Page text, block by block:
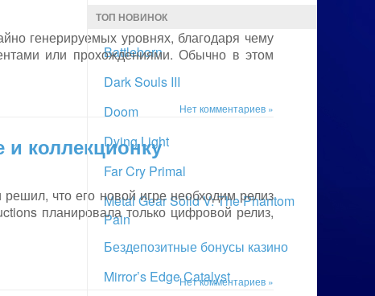
генерируемых уровнях, благодаря чему
или прохождениями. Обычно в этом
Нет комментариев »
и коллекционку
что его новой игре необходим релиз
планировала только цифровой релиз,
Нет комментариев »
ТОП НОВИНОК
Battleborn
Dark Souls III
Doom
Dying Light
Far Cry Primal
Metal Gear Solid V: The Phantom
Pain
Бездепозитные бонусы казино
Mirror’s Edge Catalyst